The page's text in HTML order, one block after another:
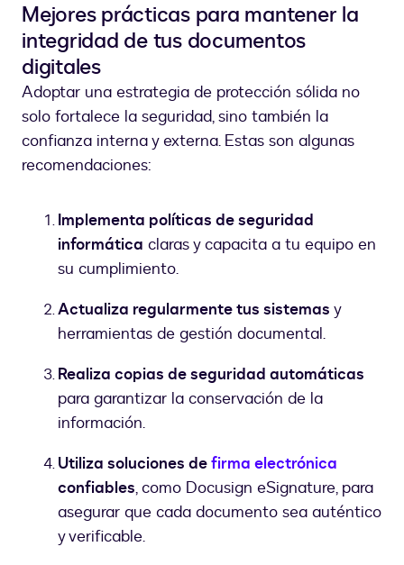
Mejores prácticas para mantener la
integridad de tus documentos
digitales
Adoptar una estrategia de protección sólida no
solo fortalece la seguridad, sino también la
confianza interna y externa. Estas son algunas
recomendaciones:
Implementa políticas de seguridad
informática claras y capacita a tu equipo en
su cumplimiento.
Actualiza regularmente tus sistemas y
herramientas de gestión documental.
Realiza copias de seguridad automáticas
para garantizar la conservación de la
información.
Utiliza soluciones defirma electrónica
confiables, como Docusign eSignature, para
asegurar que cada documento sea auténtico
y verificable.